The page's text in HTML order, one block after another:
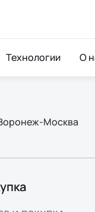
Технологии О
Москва